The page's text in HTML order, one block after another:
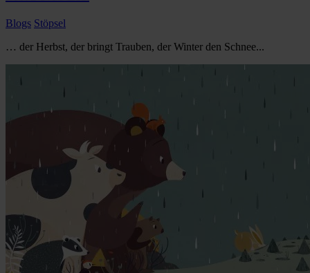
Blogs Stöpsel
… der Herbst, der bringt Trauben, der Winter den Schnee...